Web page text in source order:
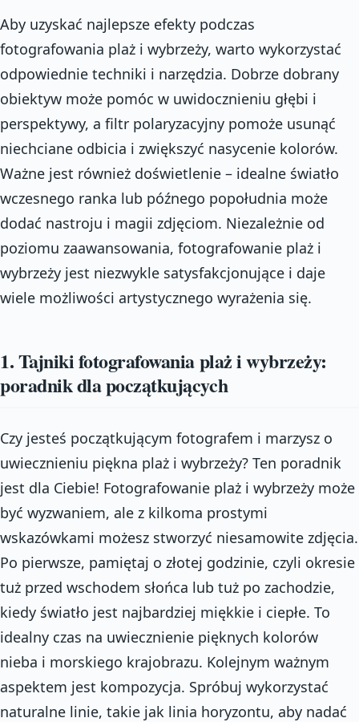
Aby uzyskać najlepsze efekty podczas
fotografowania plaż i wybrzeży, warto wykorzystać
odpowiednie techniki i narzędzia. Dobrze dobrany
obiektyw może pomóc w uwidocznieniu głębi i
perspektywy, a filtr polaryzacyjny pomoże usunąć
niechciane odbicia i zwiększyć nasycenie kolorów.
Ważne jest również doświetlenie – idealne światło
wczesnego ranka lub późnego popołudnia może
dodać nastroju i magii zdjęciom. Niezależnie od
poziomu zaawansowania, fotografowanie plaż i
wybrzeży jest niezwykle satysfakcjonujące i daje
wiele możliwości artystycznego wyrażenia się.
1. Tajniki fotografowania plaż i wybrzeży:
poradnik dla początkujących
Czy jesteś początkującym fotografem i marzysz o
uwiecznieniu piękna plaż i wybrzeży? Ten poradnik
jest dla Ciebie! Fotografowanie plaż i wybrzeży może
być wyzwaniem, ale z kilkoma prostymi
wskazówkami możesz stworzyć niesamowite zdjęcia.
Po pierwsze, pamiętaj o złotej godzinie, czyli okresie
tuż przed wschodem słońca lub tuż po zachodzie,
kiedy światło jest najbardziej miękkie i ciepłe. To
idealny czas na uwiecznienie pięknych kolorów
nieba i morskiego krajobrazu. Kolejnym ważnym
aspektem jest kompozycja. Spróbuj wykorzystać
naturalne linie, takie jak linia horyzontu, aby nadać